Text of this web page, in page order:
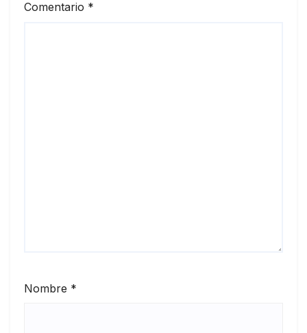
Comentario *
Nombre *